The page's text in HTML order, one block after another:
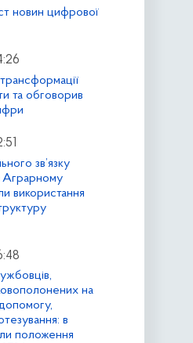
новин цифрової
та обговорив
зв’язку
Аграрному
використання
на
в
положення